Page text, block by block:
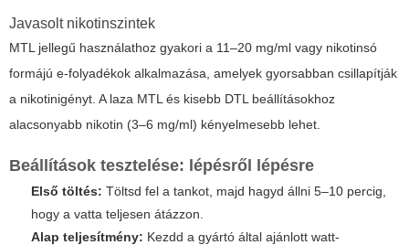
Javasolt nikotinszintek
MTL jellegű használathoz gyakori a 11–20 mg/ml vagy nikotinsó
formájú e-folyadékok alkalmazása, amelyek gyorsabban csillapítják
a nikotinigényt. A laza MTL és kisebb DTL beállításokhoz
alacsonyabb nikotin (3–6 mg/ml) kényelmesebb lehet.
Beállítások tesztelése: lépésről lépésre
Első töltés: Töltsd fel a tankot, majd hagyd állni 5–10 percig,
hogy a vatta teljesen átázzon.
Alap teljesítmény: Kezdd a gyártó által ajánlott watt-